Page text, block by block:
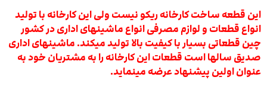
این قطعه ساخت کارخانه ریکو نیست ولی این کارخانه با تولید
انواع قطعات و لوازم مصرفی انواع ماشینهای اداری در کشور
چین قطعاتی بسیار با کیفیت بالا تولید میکند. ماشینهای اداری
صدیق سالها است قطعات این کارخانه را به مشتریان خود به
عنوان اولین پیشنهاد عرضه مینماید.